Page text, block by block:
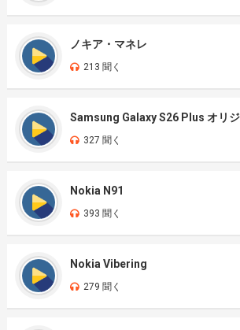
ノキア・マネレ
213 聞く
Samsung Galaxy S26 Plus オリ
327 聞く
Nokia N91
393 聞く
Nokia Vibering
279 聞く